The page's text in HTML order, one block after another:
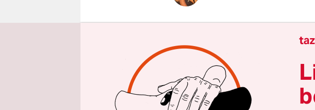
Mit dem Schaltknüppel lenkt
Elektrorollstuhl durch ihre
Balkon scheinen die letzten
Morgensonne ist längst
Chance, heute noch ein paar
taz